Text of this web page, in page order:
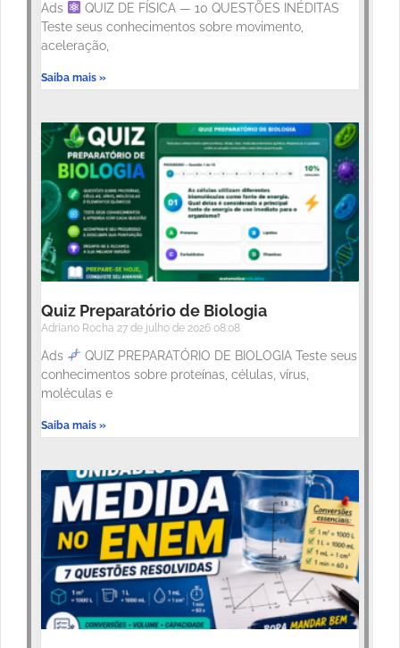
Ads
QUIZ DE FÍSICA — 10 QUESTÕES INÉDITAS
Teste seus conhecimentos sobre movimento,
aceleração,
Saiba mais »
Quiz Preparatório de Biologia
Adriano Rocha 27 de julho de 2026 08:08
Ads
QUIZ PREPARATÓRIO DE BIOLOGIA Teste seus
conhecimentos sobre proteínas, células, vírus,
moléculas e
Saiba mais »